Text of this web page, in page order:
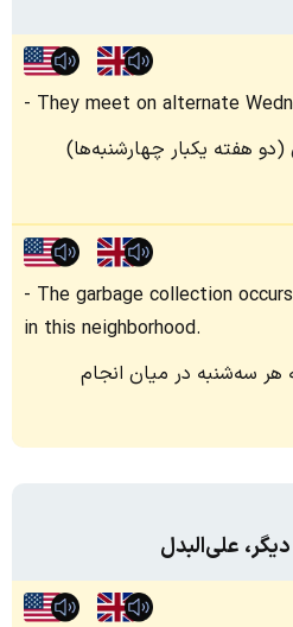
They meet on alternate
هفته یکبار چهارشنبه‌ها)
The garbage collection
in this neighborhood.
هر سه‌شنبه‌ در میان انجام
علی‌البدل